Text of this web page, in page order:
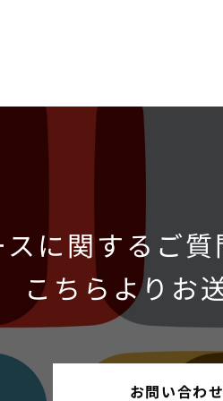
に関するご
こちらよりお
お問い合わ